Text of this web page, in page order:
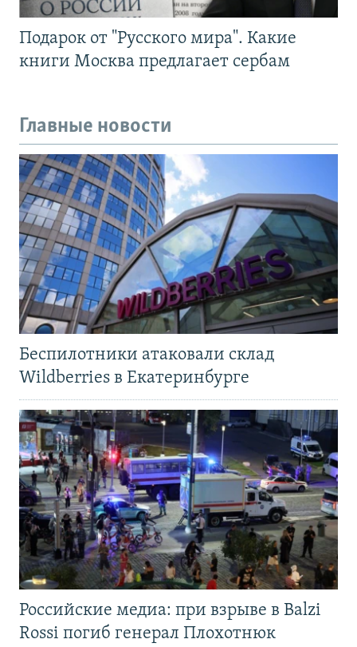
Подарок от "Русского мира". Какие
книги Москва предлагает сербам
Главные новости
Беспилотники атаковали склад
Wildberries в Екатеринбурге
Российские медиа: при взрыве в Balzi
Rossi погиб генерал Плохотнюк